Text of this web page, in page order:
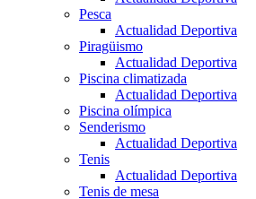
Pesca
Actualidad Deportiva
Piragüismo
Actualidad Deportiva
Piscina climatizada
Actualidad Deportiva
Piscina olímpica
Senderismo
Actualidad Deportiva
Tenis
Actualidad Deportiva
Tenis de mesa